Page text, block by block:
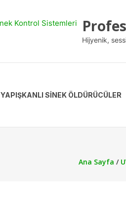
Hijyenik,
YAPIŞKANLI SINEK ÖLDÜRÜCÜLER
Ana Sayfa /